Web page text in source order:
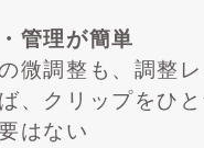
管理が簡単
微調整も、調整
、クリップをひ
はない